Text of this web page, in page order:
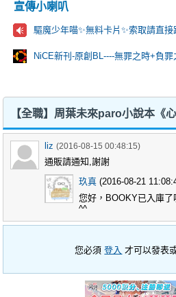
宣傳小喇叭
驅魔少年喵✨️無料卡片✨️索取請直接
NiCE新刊-原創BL----無罪之時+負
【全職】周葉未來paro小說本《
liz (2016-08-15 00:48:15)
通販請通知,謝謝
玖真 (2016-08-21
您好，BOOKY已入庫
^^
您必須登入 才可以發表